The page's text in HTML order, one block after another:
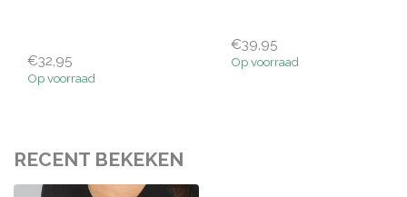
€32,95
Op voorraad
€39,95
Op voorraad
RECENT BEKEKEN